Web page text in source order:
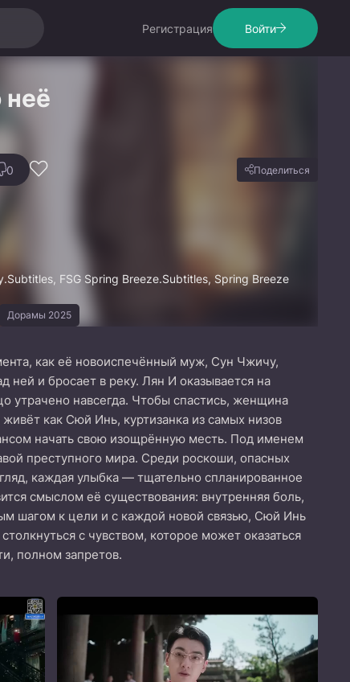
Регистрация Войти
0 Поделиться
FSG Spring Breeze.Subtitles, Spring Breeze
Дорамы 2025
как её новоиспечённый муж, Сун Чжичу,
ней и бросает в реку. Лян И оказывается на
утрачено навсегда. Чтобы спастись, женщина
как Сюй Инь, куртизанка из самых низов
начать свою изощрённую месть. Под именем
преступного мира. Среди роскоши, опасных
каждая улыбка — тщательно спланированное
смыслом её существования: внутренняя боль,
шагом к цели и с каждой новой связью, Сюй Инь
с чувством, которое может оказаться
полном запретов.